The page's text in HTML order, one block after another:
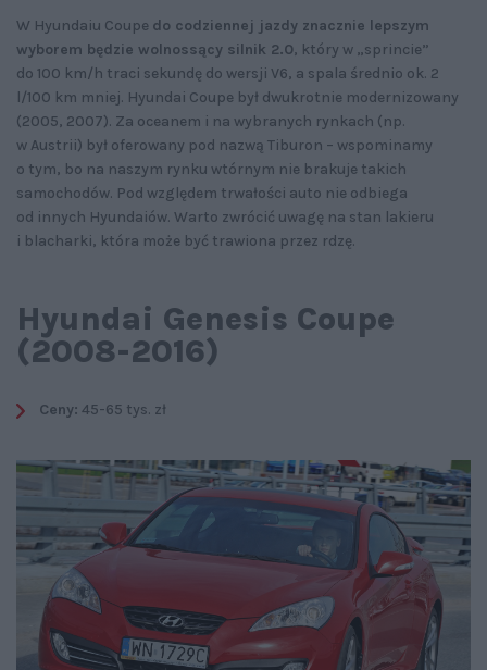
W Hyundaiu Coupe do codziennej jazdy znacznie lepszym
wyborem będzie wolnossący silnik 2.0, który w „sprincie”
do 100 km/h traci sekundę do wersji V6, a spala średnio ok. 2
l/100 km mniej. Hyundai Coupe był dwukrotnie modernizowany
(2005, 2007). Za oceanem i na wybranych rynkach (np.
w Austrii) był oferowany pod nazwą Tiburon – wspominamy
o tym, bo na naszym rynku wtórnym nie brakuje takich
samochodów. Pod względem trwałości auto nie odbiega
od innych Hyundaiów. Warto zwrócić uwagę na stan lakieru
i blacharki, która może być trawiona przez rdzę.
Hyundai Genesis Coupe
(2008-2016)
Ceny: 45-65 tys. zł